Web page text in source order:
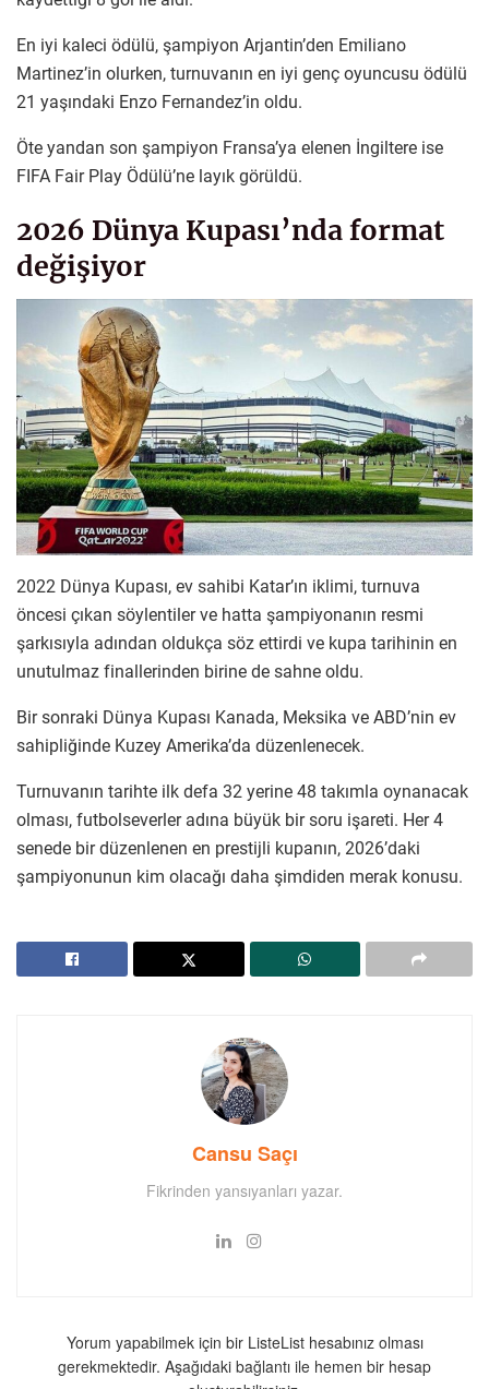
En iyi kaleci ödülü, şampiyon Arjantin’den Emiliano
Martinez’in olurken, turnuvanın en iyi genç oyuncusu ödülü
21 yaşındaki Enzo Fernandez’in oldu.
Öte yandan son şampiyon Fransa’ya elenen İngiltere ise
FIFA Fair Play Ödülü’ne layık görüldü.
2026 Dünya Kupası’nda format
değişiyor
2022 Dünya Kupası, ev sahibi Katar’ın iklimi, turnuva
öncesi çıkan söylentiler ve hatta şampiyonanın resmi
şarkısıyla adından oldukça söz ettirdi ve kupa tarihinin en
unutulmaz finallerinden birine de sahne oldu.
Bir sonraki Dünya Kupası Kanada, Meksika ve ABD’nin ev
sahipliğinde Kuzey Amerika’da düzenlenecek.
Turnuvanın tarihte ilk defa 32 yerine 48 takımla oynanacak
olması, futbolseverler adına büyük bir soru işareti. Her 4
senede bir düzenlenen en prestijli kupanın, 2026’daki
şampiyonunun kim olacağı daha şimdiden merak konusu.
Cansu Saçı
Fikrinden yansıyanları yazar.
Yorum yapabilmek için bir ListeList hesabınız olması
gerekmektedir. Aşağıdaki bağlantı ile hemen bir hesap